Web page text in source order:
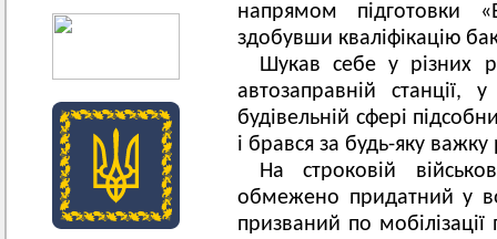
напрямом підготовки
здобувши кваліфікацію
Шукав себе у різних
автозаправній
будівельній сфері
і брався за будь-яку важку
На строковій
обмежено придатний у
призваний по